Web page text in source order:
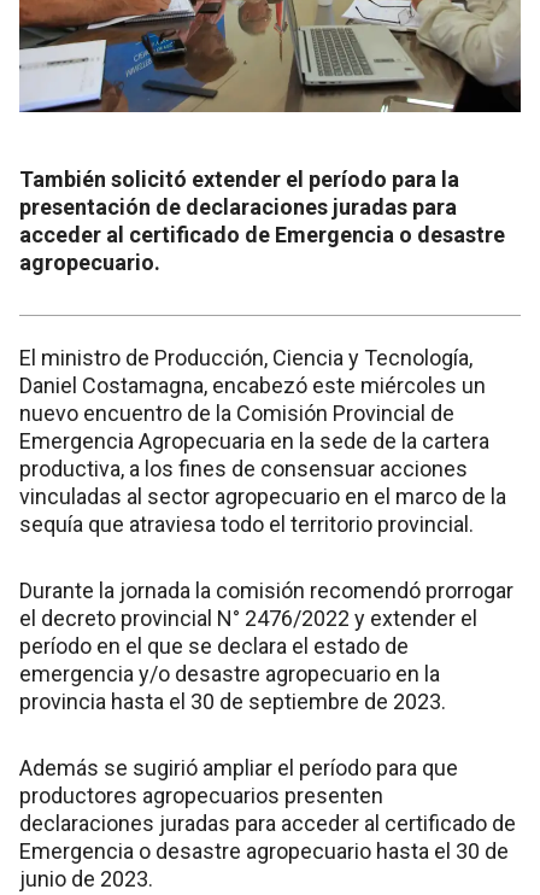
También solicitó extender el período para la
presentación de declaraciones juradas para
acceder al certificado de Emergencia o desastre
agropecuario.
El ministro de Producción, Ciencia y Tecnología,
Daniel Costamagna, encabezó este miércoles un
nuevo encuentro de la Comisión Provincial de
Emergencia Agropecuaria en la sede de la cartera
productiva, a los fines de consensuar acciones
vinculadas al sector agropecuario en el marco de la
sequía que atraviesa todo el territorio provincial.
Durante la jornada la comisión recomendó prorrogar
el decreto provincial N° 2476/2022 y extender el
período en el que se declara el estado de
emergencia y/o desastre agropecuario en la
provincia hasta el 30 de septiembre de 2023.
Además se sugirió ampliar el período para que
productores agropecuarios presenten
declaraciones juradas para acceder al certificado de
Emergencia o desastre agropecuario hasta el 30 de
junio de 2023.